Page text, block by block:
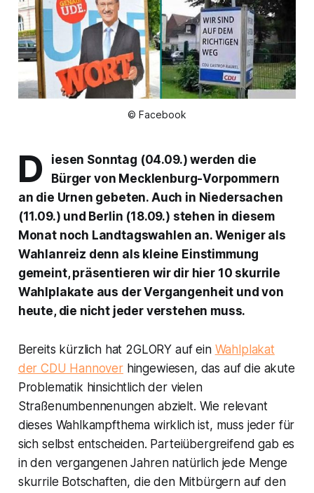
© Facebook
D
iesen Sonntag (04.09.) werden die
Bürger von Mecklenburg-Vorpommern
an die Urnen gebeten. Auch in Niedersachen
(11.09.) und Berlin (18.09.) stehen in diesem
Monat noch Landtagswahlen an. Weniger als
Wahlanreiz denn als kleine Einstimmung
gemeint, präsentieren wir dir hier 10 skurrile
Wahlplakate aus der Vergangenheit und von
heute, die nicht jeder verstehen muss.
Bereits kürzlich hat 2GLORY auf ein Wahlplakat
der CDU Hannoverhingewiesen, das auf die akute
Problematik hinsichtlich der vielen
Straßenumbennenungen abzielt. Wie relevant
dieses Wahlkampfthema wirklich ist, muss jeder für
sich selbst entscheiden. Parteiübergreifend gab es
in den vergangenen Jahren natürlich jede Menge
skurrile Botschaften, die den Mitbürgern auf den